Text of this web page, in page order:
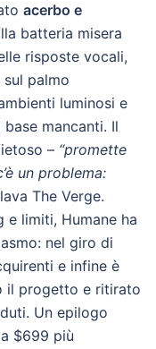
acerbo e
batteria misera
risposte vocali,
palmo
luminosi e
mancanti. Il
– “promette
un problema:
The Verge.
limiti, Humane ha
nel giro di
e infine è
il progetto e ritirato
Un epilogo
$699 più